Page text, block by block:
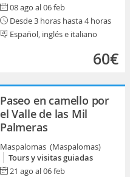
08 ago al 06 feb
Desde 3 horas hasta 4 horas
Español, inglés e italiano
60€
Paseo en camello por
el Valle de las Mil
Palmeras
Maspalomas (Maspalomas)
Tours y visitas guiadas
21 ago al 06 feb